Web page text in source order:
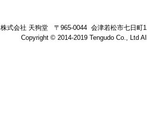
株式会社 天狗堂 〒965-0044 会津若松市七日町
Copyright © 2014-2019 Tengudo Co., Ltd